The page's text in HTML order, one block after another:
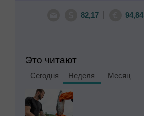
82,17 94,84
Это читают
Сегодня Неделя Месяц